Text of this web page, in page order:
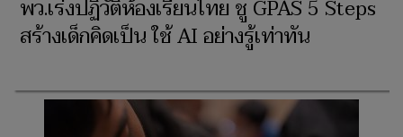
พว.เร่งปฏิวัติห้องเรียนไทย ชู GPAS 5 Steps
สร้างเด็กคิดเป็น ใช้ AI อย่างรู้เท่าทัน